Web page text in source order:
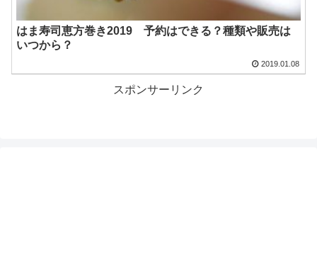
はま寿司恵方巻き2019 予約はできる？種類や販売は
いつから？
2019.01.08
スポンサーリンク